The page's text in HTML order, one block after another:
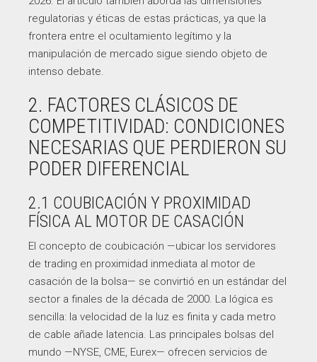
regulatorias y éticas de estas prácticas, ya que la
frontera entre el ocultamiento legítimo y la
manipulación de mercado sigue siendo objeto de
intenso debate.
2. FACTORES CLÁSICOS DE
COMPETITIVIDAD: CONDICIONES
NECESARIAS QUE PERDIERON SU
PODER DIFERENCIAL
2.1 COUBICACIÓN Y PROXIMIDAD
FÍSICA AL MOTOR DE CASACIÓN
El concepto de coubicación —ubicar los servidores
de trading en proximidad inmediata al motor de
casación de la bolsa— se convirtió en un estándar del
sector a finales de la década de 2000. La lógica es
sencilla: la velocidad de la luz es finita y cada metro
de cable añade latencia. Las principales bolsas del
mundo —NYSE, CME, Eurex— ofrecen servicios de